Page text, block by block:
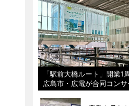
「駅前大橋ルート」開業
広島市・広電が合同コンサ